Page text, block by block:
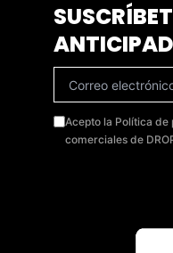
Acepto la Política
comerciales de